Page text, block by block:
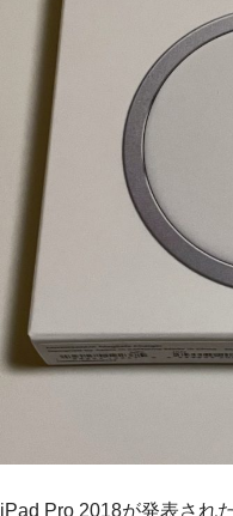
iPad Pro 2018が発表され